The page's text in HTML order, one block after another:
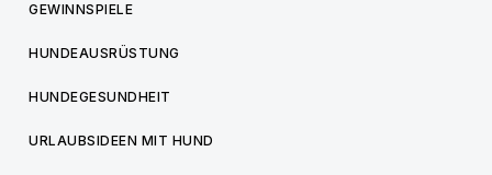
GEWINNSPIELE
HUNDEAUSRÜSTUNG
HUNDEGESUNDHEIT
URLAUBSIDEEN MIT HUND